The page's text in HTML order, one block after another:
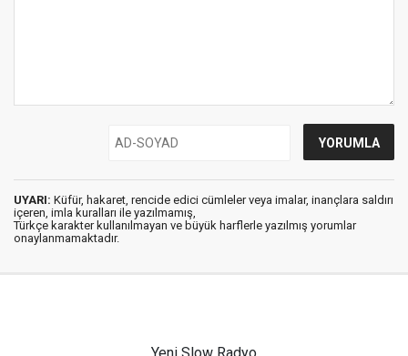
UYARI: Küfür, hakaret, rencide edici cümleler veya imalar, inançlara saldırı
içeren, imla kuralları ile yazılmamış,
Türkçe karakter kullanılmayan ve büyük harflerle yazılmış yorumlar
onaylanmamaktadır.
Yeni Slow Radyo